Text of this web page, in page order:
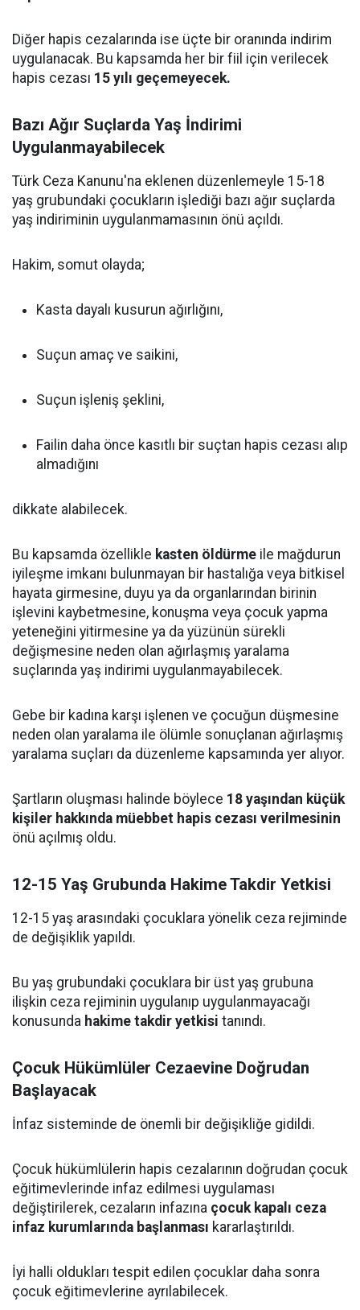
Diğer hapis cezalarında ise üçte bir oranında indirim
uygulanacak. Bu kapsamda her bir fiil için verilecek
hapis cezası 15 yılı geçemeyecek.
Bazı Ağır Suçlarda Yaş İndirimi
Uygulanmayabilecek
Türk Ceza Kanunu'na eklenen düzenlemeyle 15-18
yaş grubundaki çocukların işlediği bazı ağır suçlarda
yaş indiriminin uygulanmamasının önü açıldı.
Hakim, somut olayda;
Kasta dayalı kusurun ağırlığını,
Suçun amaç ve saikini,
Suçun işleniş şeklini,
Failin daha önce kasıtlı bir suçtan hapis cezası alıp
almadığını
dikkate alabilecek.
Bu kapsamda özellikle kasten öldürme ile mağdurun
iyileşme imkanı bulunmayan bir hastalığa veya bitkisel
hayata girmesine, duyu ya da organlarından birinin
işlevini kaybetmesine, konuşma veya çocuk yapma
yeteneğini yitirmesine ya da yüzünün sürekli
değişmesine neden olan ağırlaşmış yaralama
suçlarında yaş indirimi uygulanmayabilecek.
Gebe bir kadına karşı işlenen ve çocuğun düşmesine
neden olan yaralama ile ölümle sonuçlanan ağırlaşmış
yaralama suçları da düzenleme kapsamında yer alıyor.
Şartların oluşması halinde böylece 18 yaşından küçük
kişiler hakkında müebbet hapis cezası verilmesinin
önü açılmış oldu.
12-15 Yaş Grubunda Hakime Takdir Yetkisi
12-15 yaş arasındaki çocuklara yönelik ceza rejiminde
de değişiklik yapıldı.
Bu yaş grubundaki çocuklara bir üst yaş grubuna
ilişkin ceza rejiminin uygulanıp uygulanmayacağı
konusunda hakime takdir yetkisi tanındı.
Çocuk Hükümlüler Cezaevine Doğrudan
Başlayacak
İnfaz sisteminde de önemli bir değişikliğe gidildi.
Çocuk hükümlülerin hapis cezalarının doğrudan çocuk
eğitimevlerinde infaz edilmesi uygulaması
değiştirilerek, cezaların infazına çocuk kapalı ceza
infaz kurumlarında başlanması kararlaştırıldı.
İyi halli oldukları tespit edilen çocuklar daha sonra
çocuk eğitimevlerine ayrılabilecek.